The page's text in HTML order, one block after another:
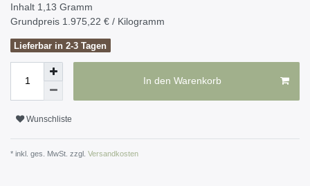
Inhalt 1,13 Gramm
Grundpreis 1.975,22 € / Kilogramm
Lieferbar in 2-3 Tagen
In den Warenkorb
Wunschliste
* inkl. ges. MwSt. zzgl. Versandkosten